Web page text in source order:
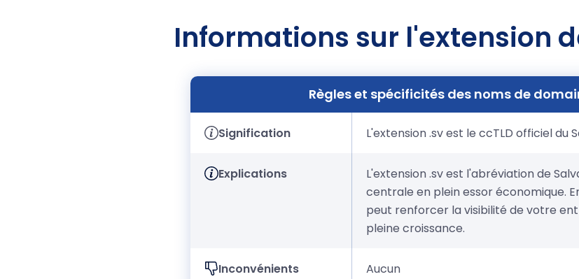
Informations sur l'extension
Règles et spécificités des noms de
Signification L'extension .sv est le ccTLD officiel du
Explications
L'extension .sv est l'abréviation de
centrale en plein essor économique.
peut renforcer la visibilité de votre
pleine croissance.
Inconvénients Aucun